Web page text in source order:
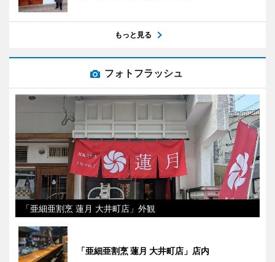
もっと見る
フォトフラッシュ
「亜細亜割烹 蓮月 大井町店」外観
「亜細亜割烹 蓮月 大井町店」店内